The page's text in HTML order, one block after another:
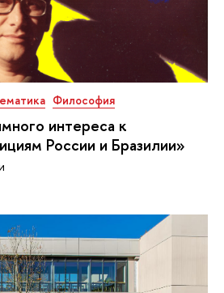
Философия
интереса к
России и Бразилии»